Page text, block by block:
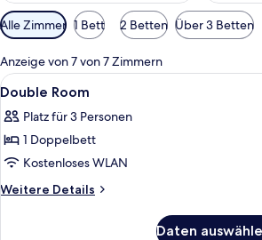
Verfügbare
Filter
für
Zimmer
Alle Zimmer 1 Bett 2 Betten Über 3 Betten
Anzeige von 7 von 7 Zimmern
Alle
Fotos
für
Double
Room
anzeigen
Ein
10
Double Room
Platz für 3 Personen
1 Doppelbett
Kostenloses WLAN
Weitere Details
Weitere
Daten